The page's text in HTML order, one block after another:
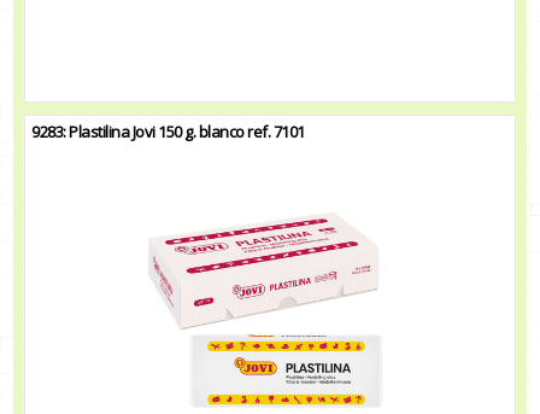
9283: Plastilina Jovi 150 g. blanco ref. 7101